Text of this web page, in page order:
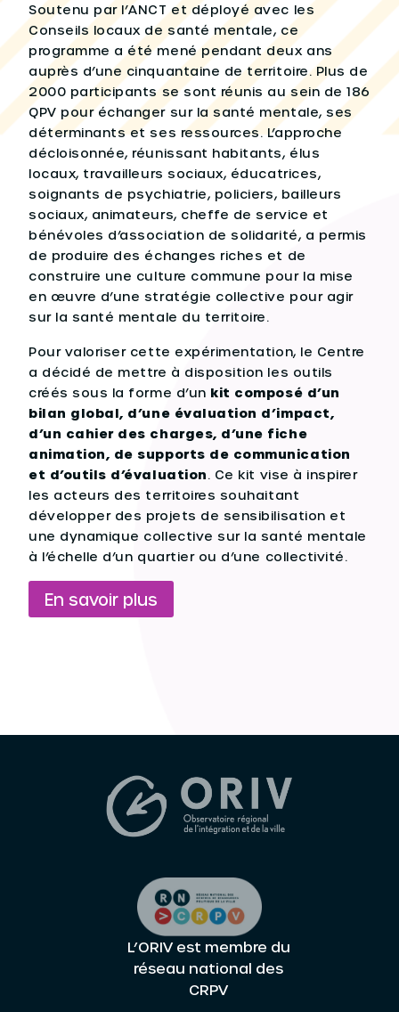
Soutenu par l’ANCT et déployé avec les
Conseils locaux de santé mentale, ce
programme a été mené pendant deux ans
auprès d’une cinquantaine de territoire. Plus de
2000 participants se sont réunis au sein de 186
QPV pour échanger sur la santé mentale, ses
déterminants et ses ressources. L’approche
décloisonnée, réunissant habitants, élus
locaux, travailleurs sociaux, éducatrices,
soignants de psychiatrie, policiers, bailleurs
sociaux, animateurs, cheffe de service et
bénévoles d’association de solidarité, a permis
de produire des échanges riches et de
construire une culture commune pour la mise
en œuvre d’une stratégie collective pour agir
sur la santé mentale du territoire.
Pour valoriser cette expérimentation, le Centre
a décidé de mettre à disposition les outils
créés sous la forme d’un kit composé d’un
bilan global, d’une évaluation d’impact,
d’un cahier des charges, d’une fiche
animation, de supports de communication
et d’outils d’évaluation. Ce kit vise à inspirer
les acteurs des territoires souhaitant
développer des projets de sensibilisation et
une dynamique collective sur la santé mentale
à l’échelle d’un quartier ou d’une collectivité.
En savoir plus
L’ORIV est membre du
réseau national des
CRPV